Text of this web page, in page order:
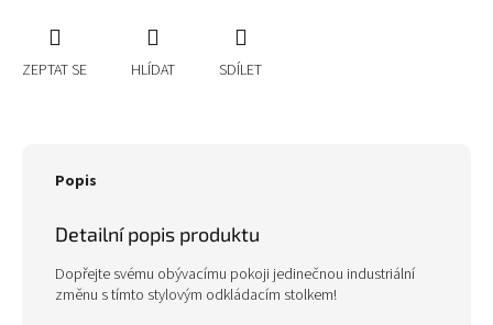
ZEPTAT SE HLÍDAT SDÍLET
Popis
Detailní popis produktu
Dopřejte svému obývacímu pokoji jedinečnou industriální
změnu s tímto stylovým odkládacím stolkem!